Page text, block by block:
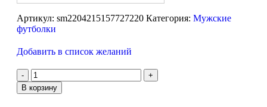
Артикул: sm2204215157727220 Категория: Мужские
футболки
Добавить в список желаний
В корзину